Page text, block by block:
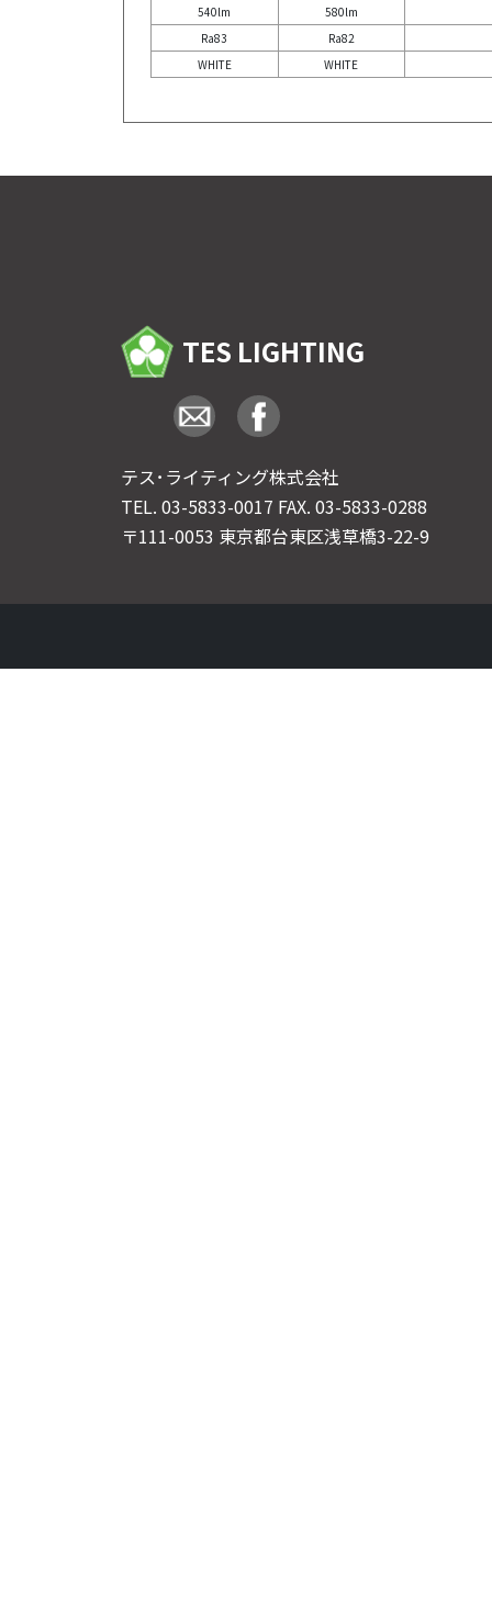
540lm
Ra83
WHITE
580lm
Ra82
WHITE
TES LIGHTING
テス･ライティング株式会社
TEL. 03-5833-0017 FAX. 03-5833-0288
〒111-0053 東京都台東区浅草橋3-22-9